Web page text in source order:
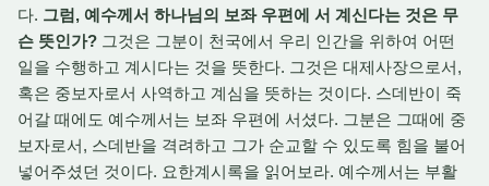
다. 그럼, 예수께서 하나님의 보좌 우편에 서 계신다는 것은 무
슨 뜻인가? 그것은 그분이 천국에서 우리 인간을 위하여 어떤
일을 수행하고 계시다는 것을 뜻한다. 그것은 대제사장으로서,
혹은 중보자로서 사역하고 계심을 뜻하는 것이다. 스데반이 죽
어갈 때에도 예수께서는 보좌 우편에 서셨다. 그분은 그때에 중
보자로서, 스데반을 격려하고 그가 순교할 수 있도록 힘을 불어
넣어주셨던 것이다. 요한계시록을 읽어보라. 예수께서는 부활